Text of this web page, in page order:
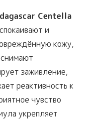
Centella
и
кожу,
заживление,
реактивность к
чувство
укрепляет